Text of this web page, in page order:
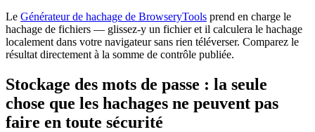
Le Générateur de hachage de BrowseryTools prend en charge le
hachage de fichiers — glissez-y un fichier et il calculera le hachage
localement dans votre navigateur sans rien téléverser. Comparez le
résultat directement à la somme de contrôle publiée.
Stockage des mots de passe : la seule
chose que les hachages ne peuvent pas
faire en toute sécurité